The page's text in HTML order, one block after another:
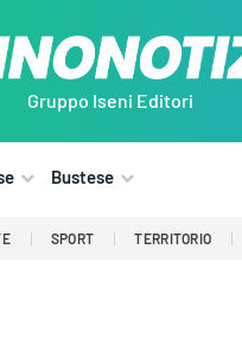
Gruppo Iseni Editori
Bustese
SPORT TERRITORIO